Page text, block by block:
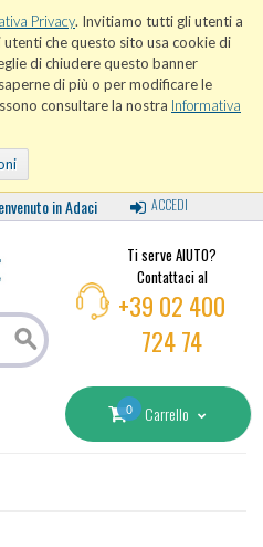
Privacy. Invitiamo tutti gli utenti a
che questo sito usa cookie di
di chiudere questo banner
di più o per modificare le
consultare la nostra Informativa
in Adaci ACCEDI
Ti serve AIUTO?
Contattaci al
+39 02 400
724 74
0 Carrello